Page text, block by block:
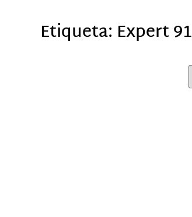
Etiqueta: Expert 91